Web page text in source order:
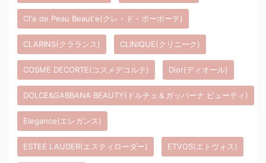
Cl'e de Peau Beaut'e(クレ・ド・ポーボーテ)
CLARINS(クラランス) CLINIQUE(クリニーク)
COSME DECORTE(コスメデコルテ) Dior(ディオール)
DOLCE&GABBANA BEAUTY(ドルチェ＆ガッバーナ ビューティ)
Elegance(エレガンス)
ESTEE LAUDER(エスティローダー) ETVOS(エトヴォス)